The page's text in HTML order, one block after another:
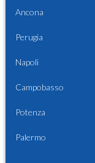
Ancona
Perugia
Napoli
Campobasso
Potenza
Palermo